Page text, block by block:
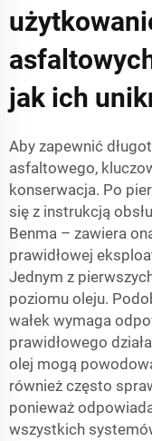
jak ich
Aby zapewnić
asfaltowego,
konserwacja. Po
się z instrukcją
Benma – zawiera
prawidłowej
Jednym z
poziomu oleju.
wałek wymaga
prawidłowego
olej mogą
również często
ponieważ
wszystkich